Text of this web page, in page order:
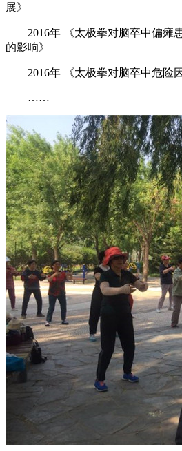
展》
2016年 《太极拳对脑卒中偏瘫
的影响》
2016年 《太极拳对脑卒中危险因
……